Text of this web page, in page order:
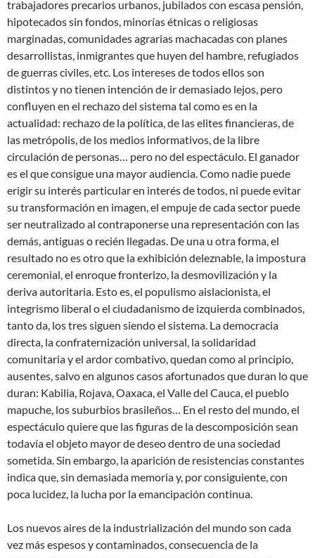
trabajadores precarios urbanos, jubilados con escasa pensión,
hipotecados sin fondos, minorías étnicas o religiosas
marginadas, comunidades agrarias machacadas con planes
desarrollistas, inmigrantes que huyen del hambre, refugiados
de guerras civiles, etc. Los intereses de todos ellos son
distintos y no tienen intención de ir demasiado lejos, pero
confluyen en el rechazo del sistema tal como es en la
actualidad: rechazo de la política, de las elites financieras, de
las metrópolis, de los medios informativos, de la libre
circulación de personas… pero no del espectáculo. El ganador
es el que consigue una mayor audiencia. Como nadie puede
erigir su interés particular en interés de todos, ni puede evitar
su transformación en imagen, el empuje de cada sector puede
ser neutralizado al contraponerse una representación con las
demás, antiguas o recién llegadas. De una u otra forma, el
resultado no es otro que la exhibición deleznable, la impostura
ceremonial, el enroque fronterizo, la desmovilización y la
deriva autoritaria. Esto es, el populismo aislacionista, el
integrismo liberal o el ciudadanismo de izquierda combinados,
tanto da, los tres siguen siendo el sistema. La democracia
directa, la confraternización universal, la solidaridad
comunitaria y el ardor combativo, quedan como al principio,
ausentes, salvo en algunos casos afortunados que duran lo que
duran: Kabilia, Rojava, Oaxaca, el Valle del Cauca, el pueblo
mapuche, los suburbios brasileños… En el resto del mundo, el
espectáculo quiere que las figuras de la descomposición sean
todavía el objeto mayor de deseo dentro de una sociedad
sometida. Sin embargo, la aparición de resistencias constantes
indica que, sin demasiada memoria y, por consiguiente, con
poca lucidez, la lucha por la emancipación continua.
Los nuevos aires de la industrialización del mundo son cada
vez más espesos y contaminados, consecuencia de la